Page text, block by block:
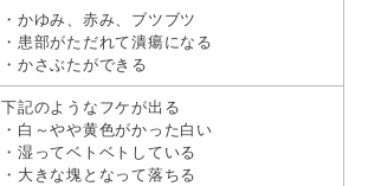
・かゆみ、赤み、ブツブツ
・患部がただれて潰瘍になる
・かさぶたができる
下記のようなフケが出る
・白～やや黄色がかった白い
・湿ってベトベトしている
・大きな塊となって落ちる